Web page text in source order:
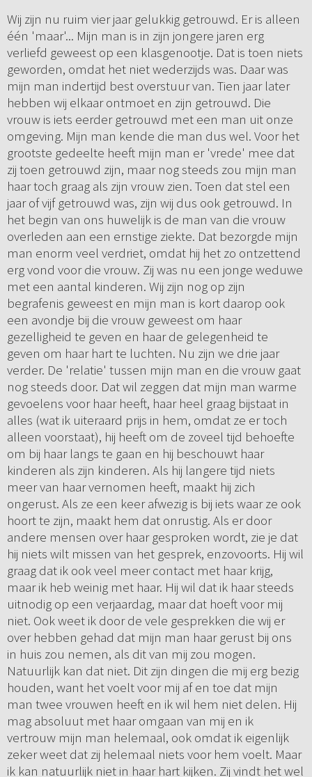
Wij zijn nu ruim vier jaar gelukkig getrouwd. Er is alleen
één 'maar'... Mijn man is in zijn jongere jaren erg
verliefd geweest op een klasgenootje. Dat is toen niets
geworden, omdat het niet wederzijds was. Daar was
mijn man indertijd best overstuur van. Tien jaar later
hebben wij elkaar ontmoet en zijn getrouwd. Die
vrouw is iets eerder getrouwd met een man uit onze
omgeving. Mijn man kende die man dus wel. Voor het
grootste gedeelte heeft mijn man er 'vrede' mee dat
zij toen getrouwd zijn, maar nog steeds zou mijn man
haar toch graag als zijn vrouw zien. Toen dat stel een
jaar of vijf getrouwd was, zijn wij dus ook getrouwd. In
het begin van ons huwelijk is de man van die vrouw
overleden aan een ernstige ziekte. Dat bezorgde mijn
man enorm veel verdriet, omdat hij het zo ontzettend
erg vond voor die vrouw. Zij was nu een jonge weduwe
met een aantal kinderen. Wij zijn nog op zijn
begrafenis geweest en mijn man is kort daarop ook
een avondje bij die vrouw geweest om haar
gezelligheid te geven en haar de gelegenheid te
geven om haar hart te luchten. Nu zijn we drie jaar
verder. De 'relatie' tussen mijn man en die vrouw gaat
nog steeds door. Dat wil zeggen dat mijn man warme
gevoelens voor haar heeft, haar heel graag bijstaat in
alles (wat ik uiteraard prijs in hem, omdat ze er toch
alleen voorstaat), hij heeft om de zoveel tijd behoefte
om bij haar langs te gaan en hij beschouwt haar
kinderen als zijn kinderen. Als hij langere tijd niets
meer van haar vernomen heeft, maakt hij zich
ongerust. Als ze een keer afwezig is bij iets waar ze ook
hoort te zijn, maakt hem dat onrustig. Als er door
andere mensen over haar gesproken wordt, zie je dat
hij niets wilt missen van het gesprek, enzovoorts. Hij wil
graag dat ik ook veel meer contact met haar krijg,
maar ik heb weinig met haar. Hij wil dat ik haar steeds
uitnodig op een verjaardag, maar dat hoeft voor mij
niet. Ook weet ik door de vele gesprekken die wij er
over hebben gehad dat mijn man haar gerust bij ons
in huis zou nemen, als dit van mij zou mogen.
Natuurlijk kan dat niet. Dit zijn dingen die mij erg bezig
houden, want het voelt voor mij af en toe dat mijn
man twee vrouwen heeft en ik wil hem niet delen. Hij
mag absoluut met haar omgaan van mij en ik
vertrouw mijn man helemaal, ook omdat ik eigenlijk
zeker weet dat zij helemaal niets voor hem voelt. Maar
ik kan natuurlijk niet in haar hart kijken. Zij vindt het wel